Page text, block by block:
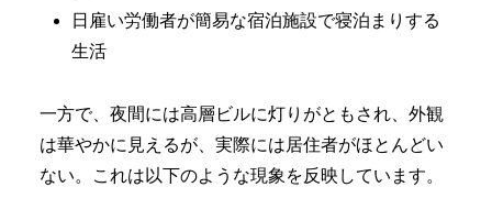
日雇い労働者が簡易な宿泊施設で寝泊まりする
生活
一方で、夜間には高層ビルに灯りがともされ、外観
は華やかに見えるが、実際には居住者がほとんどい
ない。これは以下のような現象を反映しています。